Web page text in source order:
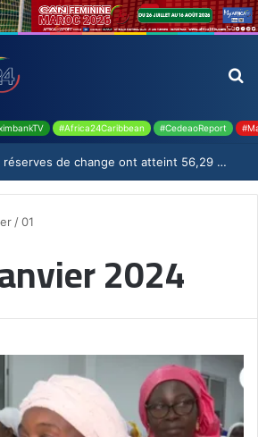
#Africa24Caribbean #CedeaoReport
Côte d’Ivoire : les réserves de change ont atteint 56,29 milliards USD en juillet
/01
2024